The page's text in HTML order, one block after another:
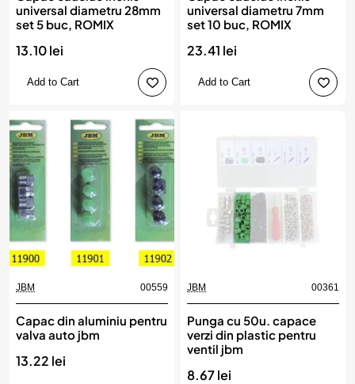
universal diametru 28mm
set 5 buc, ROMIX
13.10 lei
Add to Cart
universal diametru 7mm
set 10 buc, ROMIX
23.41 lei
Add to Cart
JBM 00559
Capac din aluminiu pentru
valva auto jbm
13.22 lei
JBM 00361
Punga cu 50u. capace
verzi din plastic pentru
ventil jbm
8.67 lei